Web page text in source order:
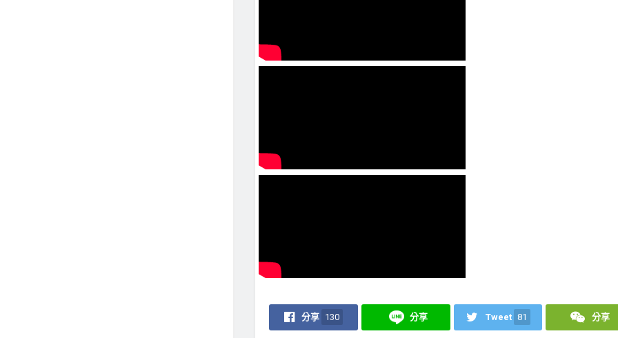
分享 130 分享 Tweet 81 分享